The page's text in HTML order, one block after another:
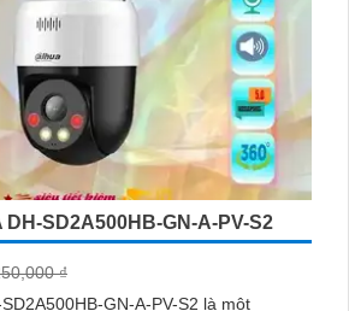
SD2A500HB-GN-A-PV-S2
₫
GN-A-PV-S2 là một